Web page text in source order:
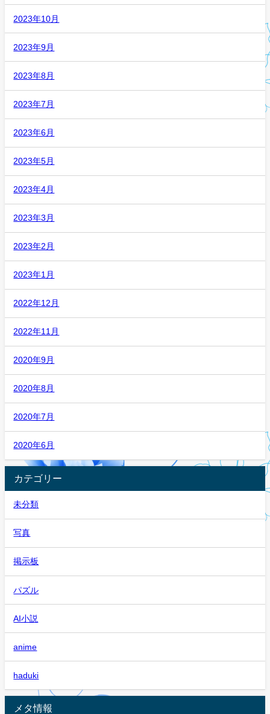
2023年10月
2023年9月
2023年8月
2023年7月
2023年6月
2023年5月
2023年4月
2023年3月
2023年2月
2023年1月
2022年12月
2022年11月
2020年9月
2020年8月
2020年7月
2020年6月
カテゴリー
未分類
写真
掲示板
パズル
AI小説
anime
haduki
メタ情報